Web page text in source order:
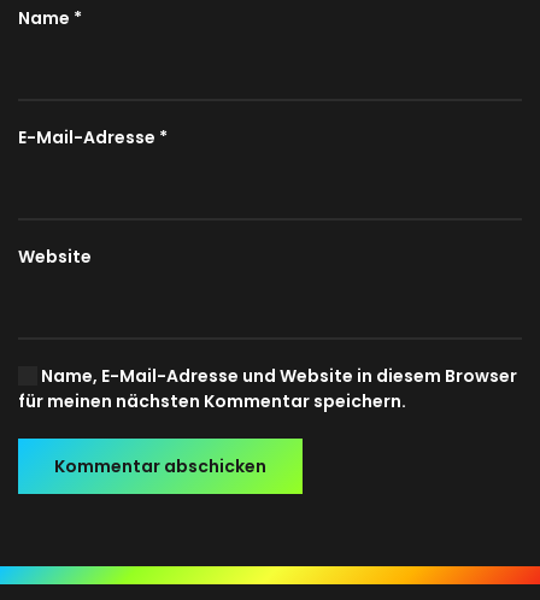
Name *
E-Mail-Adresse *
Website
Name, E-Mail-Adresse und Website in diesem Browser
für meinen nächsten Kommentar speichern.
Kommentar abschicken